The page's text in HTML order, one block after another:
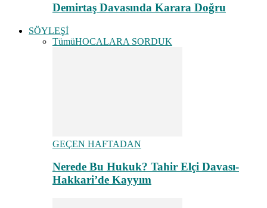
Demirtaş Davasında Karara Doğru
SÖYLEŞİ
TümüHOCALARA SORDUK
GEÇEN HAFTADAN
Nerede Bu Hukuk? Tahir Elçi Davası-
Hakkari’de Kayyım